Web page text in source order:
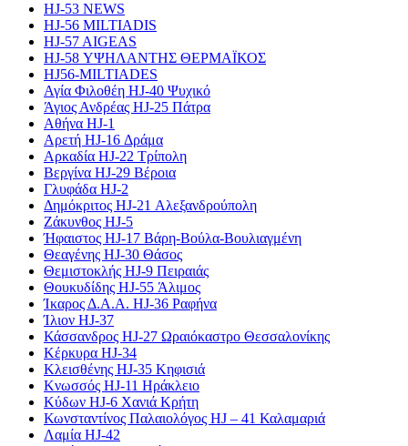
HJ-53 NEWS
HJ-56 MILTIADIS
HJ-57 AIGEAS
HJ-58 ΥΨΗΛΑΝΤΗΣ ΘΕΡΜΑΪΚΟΣ
HJ56-MILTIADES
Αγία Φιλοθέη HJ-40 Ψυχικό
Άγιος Ανδρέας HJ-25 Πάτρα
Αθήνα HJ-1
Αρετή HJ-16 Δράμα
Αρκαδία HJ-22 Τρίπολη
Βεργίνα HJ-29 Βέροια
Γλυφάδα HJ-2
Δημόκριτος HJ-21 Αλεξανδρούπολη
Ζάκυνθος HJ-5
Ήφαιστος HJ-17 Βάρη-Βούλα-Βουλιαγμένη
Θεαγένης HJ-30 Θάσος
Θεμιστοκλής HJ-9 Πειραιάς
Θουκυδίδης HJ-55 Άλιμος
Ίκαρος Δ.Α.Α. HJ-36 Ραφήνα
Ίλιον HJ-37
Κάσσανδρος HJ-27 Ωραιόκαστρο Θεσσαλονίκης
Κέρκυρα HJ-34
Κλεισθένης HJ-35 Κηφισιά
Κνωσσός HJ-11 Ηράκλειο
Κύδων HJ-6 Χανιά Κρήτη
Κωνσταντίνος Παλαιολόγος HJ – 41 Καλαμαριά
Λαμία HJ-42